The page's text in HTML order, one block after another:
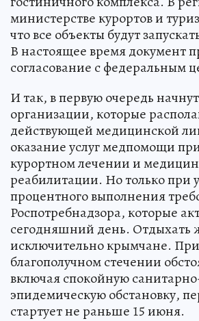
министерстве курортов и
что все объекты будут
В настоящее время документ
согласование с федеральным
И так, в первую очередь
организации, которые
действующей медицинской
оказание услуг медпомощи
курортном лечении и
реабилитации. Но только при
процентного выполнения
Роспотребнадзора, которые
сегодняшний день. Отдыхать
исключительно крымчане.
благополучном стечении
включая спокойную
эпидемическую обстановку,
стартует не раньше 15 июня.